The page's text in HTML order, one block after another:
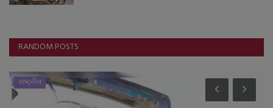
RANDOM POSTS
રાષ્ટ્રીય